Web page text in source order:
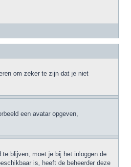
om zeker te zijn dat je niet
een avatar opgeven,
blijven, moet je bij het inloggen de
is, heeft de beheerder deze